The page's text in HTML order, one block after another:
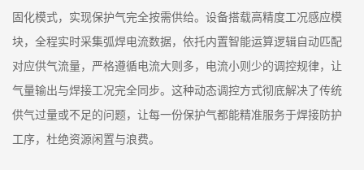
固化模式，实现保护气完全按需供给。设备搭载高精度工况感应模
块，全程实时采集弧焊电流数据，依托内置智能运算逻辑自动匹配
对应供气流量，严格遵循电流大则多，电流小则少的调控规律，让
气量输出与焊接工况完全同步。这种动态调控方式彻底解决了传统
供气过量或不足的问题，让每一份保护气都能精准服务于焊接防护
工序，杜绝资源闲置与浪费。